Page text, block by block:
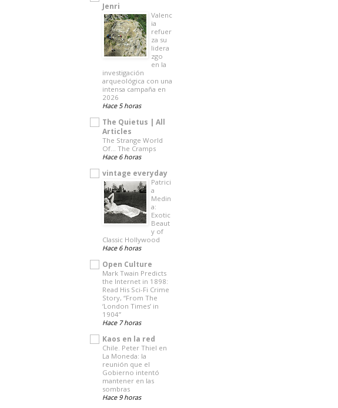
Jenri
Valenc
ia
refuer
za su
lidera
zgo
en la
investigación
arqueológica con una
intensa campaña en
2026
Hace 5 horas
The Quietus | All
Articles
The Strange World
Of… The Cramps
Hace 6 horas
vintage everyday
Patrici
a
Medin
a:
Exotic
Beaut
y of
Classic Hollywood
Hace 6 horas
Open Culture
Mark Twain Predicts
the Internet in 1898:
Read His Sci-Fi Crime
Story, “From The
‘London Times’ in
1904”
Hace 7 horas
Kaos en la red
Chile. Peter Thiel en
La Moneda: la
reunión que el
Gobierno intentó
mantener en las
sombras
Hace 9 horas